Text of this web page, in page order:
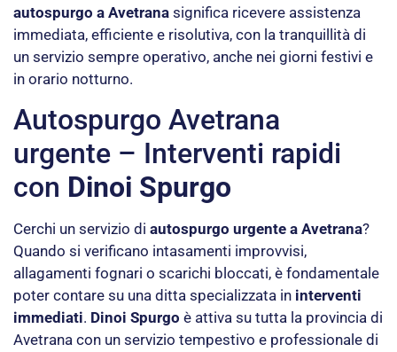
autospurgo a Avetrana significa ricevere assistenza
immediata, efficiente e risolutiva, con la tranquillità di
un servizio sempre operativo, anche nei giorni festivi e
in orario notturno.
Autospurgo Avetrana
urgente – Interventi rapidi
con Dinoi Spurgo
Cerchi un servizio di autospurgo urgente a Avetrana?
Quando si verificano intasamenti improvvisi,
allagamenti fognari o scarichi bloccati, è fondamentale
poter contare su una ditta specializzata in interventi
immediati. Dinoi Spurgo è attiva su tutta la provincia di
Avetrana con un servizio tempestivo e professionale di